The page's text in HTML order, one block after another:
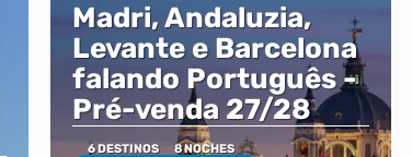
Madri, Andaluzia,
Levante e Barcelona
falando Português -
Pré-venda 27/28
6 DESTINOS 8 NOCHES